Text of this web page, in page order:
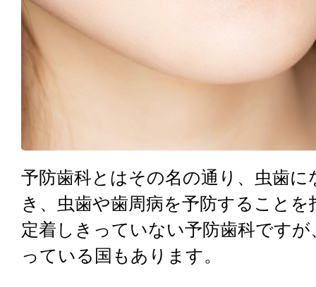
予防歯科とはその名の通り、虫歯
き、虫歯や歯周病を予防すること
定着しきっていない予防歯科です
っている国もあります。